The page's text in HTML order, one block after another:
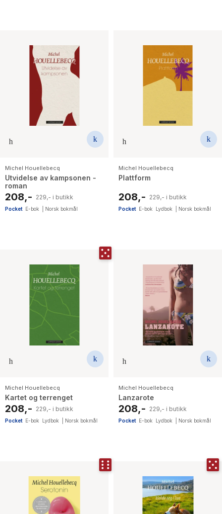
Michel Houellebecq
Utvidelse av kampsonen -
roman
208,- 229,- i butikk
Pocket E-bok Norsk bokmål
Michel Houellebecq
Plattform
208,- 229,- i butikk
Pocket E-bok Lydbok Norsk bokmål
Michel Houellebecq
Kartet og terrenget
208,- 229,- i butikk
Pocket E-bok Lydbok Norsk bokmål
Michel Houellebecq
Lanzarote
208,- 229,- i butikk
Pocket E-bok Lydbok Norsk bokmål